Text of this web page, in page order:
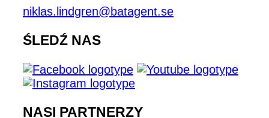
niklas.lindgren@batagent.se
ŚLEDŹ NAS
NASI PARTNERZY